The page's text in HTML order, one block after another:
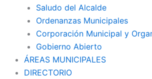
Saludo del Alcalde
Ordenanzas Municipales
Corporación Municipal y
Gobierno Abierto
ÁREAS MUNICIPALES
DIRECTORIO